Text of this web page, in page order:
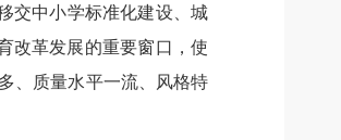
交中小学标准化建设、城
改革发展的重要窗口，使
、质量水平一流、风格特